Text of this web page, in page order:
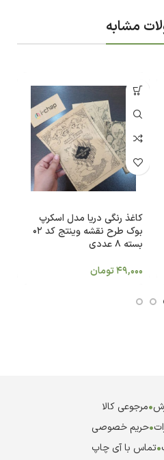
مشابه
کاغذ رنگی دریا مدل اسکرپ
بوک طرح نقشه وینتج کد 02
بسته 8 عددی
49,000تومان
•مرجوعی کالا
•حریم خصوصی
•تماس با آی چاپ